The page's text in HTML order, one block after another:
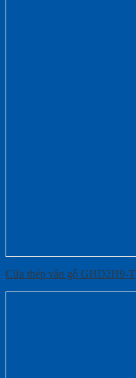
Cửa thép vân gỗ GHD2H9-T